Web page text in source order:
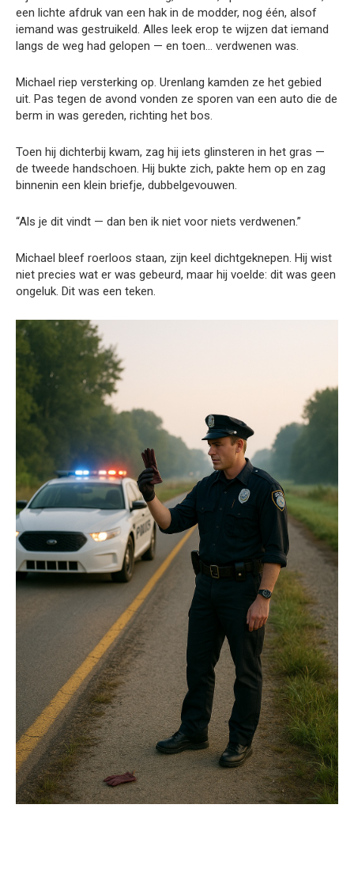
een lichte afdruk van een hak in de modder, nog één, alsof
iemand was gestruikeld. Alles leek erop te wijzen dat iemand
langs de weg had gelopen — en toen… verdwenen was.
Michael riep versterking op. Urenlang kamden ze het gebied
uit. Pas tegen de avond vonden ze sporen van een auto die de
berm in was gereden, richting het bos.
Toen hij dichterbij kwam, zag hij iets glinsteren in het gras —
de tweede handschoen. Hij bukte zich, pakte hem op en zag
binnenin een klein briefje, dubbelgevouwen.
“Als je dit vindt — dan ben ik niet voor niets verdwenen.”
Michael bleef roerloos staan, zijn keel dichtgeknepen. Hij wist
niet precies wat er was gebeurd, maar hij voelde: dit was geen
ongeluk. Dit was een teken.